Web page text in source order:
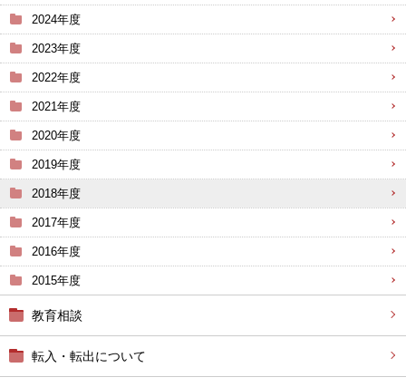
2024年度
2023年度
2022年度
2021年度
2020年度
2019年度
2018年度
2017年度
2016年度
2015年度
教育相談
転入・転出について